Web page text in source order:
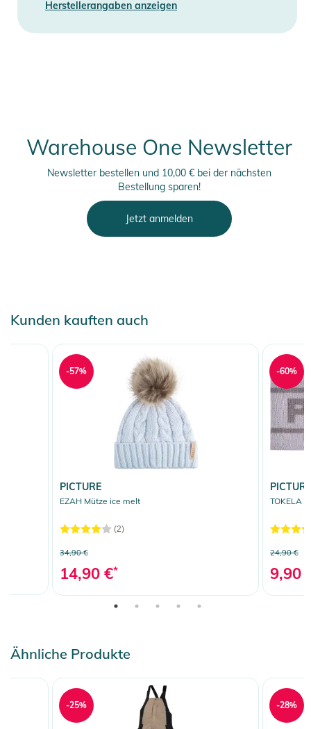
Herstellerangaben anzeigen
Warehouse One Newsletter
Newsletter bestellen und 10,00 € bei der nächsten
Bestellung sparen!
Jetzt anmelden
Kunden kauften auch
PICTURE
EZAH Mütze ice melt
(2)
34,90 €
14,90 €*
-57%
PICTURE
TOKELA
24,90 €
9,90
-60%
Ähnliche Produkte
-25% -28%